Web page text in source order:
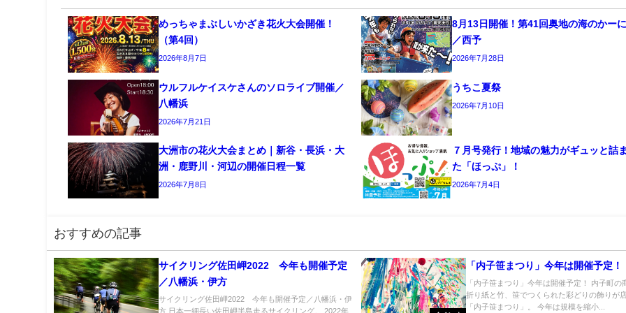
めっちゃまぶしいかざき花火大会開催！
（第4回）
2026年8月7日
8月13日開催！第41回奥地の海のかー
／西予
2026年7月28日
ウルフルケイスケさんのソロライブ開催／
八幡浜
2026年7月21日
うちこ夏祭
2026年7月10日
大洲市の花火大会まとめ｜新谷・長浜・大
洲・鹿野川・河辺の開催日程一覧
2026年7月8日
７月号発行！地域の魅力がギュッと詰
た「ほっぷ」！
2026年7月4日
おすすめの記事
サイクリング佐田岬2022 今年も開催予定
／八幡浜・伊方
サイクリング佐田岬2022 今年も開催予定／八幡浜・伊
方 日本一細長い佐田岬半島走るサイクリング。 2022年
「内子笹まつり」今年は開催予定！
「内子笹まつり」今年は開催予定！ 内子町の
折り紙と竹、笹でつくられた彩どりの飾りが
「内子笹まつり」。 今年は規模を縮小...